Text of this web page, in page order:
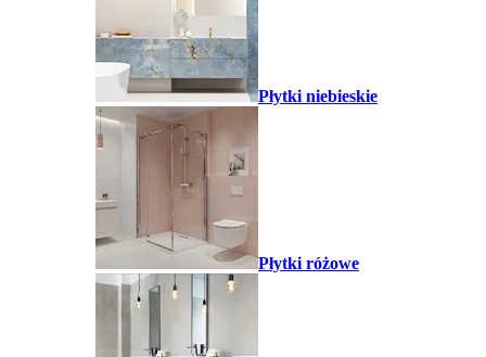
Płytki niebieskie
Płytki różowe